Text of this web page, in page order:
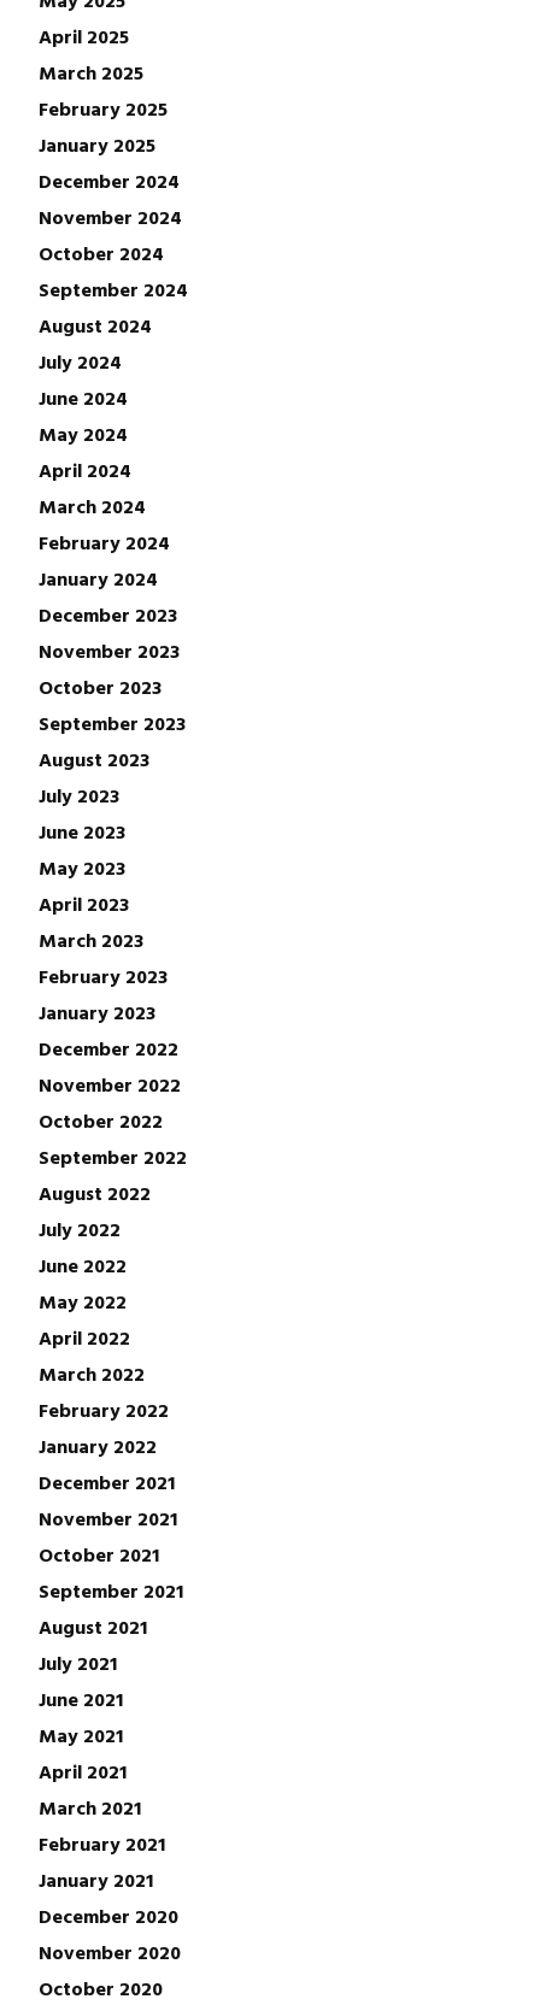
April 2025
March 2025
February 2025
January 2025
December 2024
November 2024
October 2024
September 2024
August 2024
July 2024
June 2024
May 2024
April 2024
March 2024
February 2024
January 2024
December 2023
November 2023
October 2023
September 2023
August 2023
July 2023
June 2023
May 2023
April 2023
March 2023
February 2023
January 2023
December 2022
November 2022
October 2022
September 2022
August 2022
July 2022
June 2022
May 2022
April 2022
March 2022
February 2022
January 2022
December 2021
November 2021
October 2021
September 2021
August 2021
July 2021
June 2021
May 2021
April 2021
March 2021
February 2021
January 2021
December 2020
November 2020
October 2020